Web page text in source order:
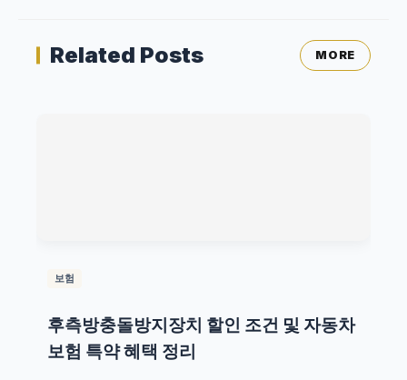
Related Posts MORE
보험
후측방충돌방지장치 할인 조건 및 자동차
보험 특약 혜택 정리